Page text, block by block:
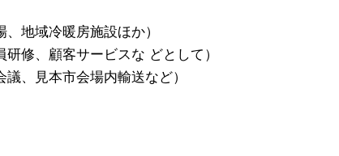
地域冷暖房施設ほか）
修、顧客サービスな どとして）
、見本市会場内輸送など）